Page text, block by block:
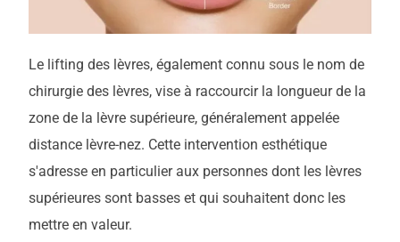
Le lifting des lèvres, également connu sous le nom de
chirurgie des lèvres, vise à raccourcir la longueur de la
zone de la lèvre supérieure, généralement appelée
distance lèvre-nez. Cette intervention esthétique
s'adresse en particulier aux personnes dont les lèvres
supérieures sont basses et qui souhaitent donc les
mettre en valeur.